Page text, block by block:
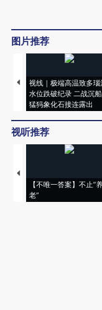
图片推荐
视线｜极端高温致多瑙
水位跌破纪录 二战沉
猛犸象化石接连露出
视听推荐
【不唯一答案】不止“
老”